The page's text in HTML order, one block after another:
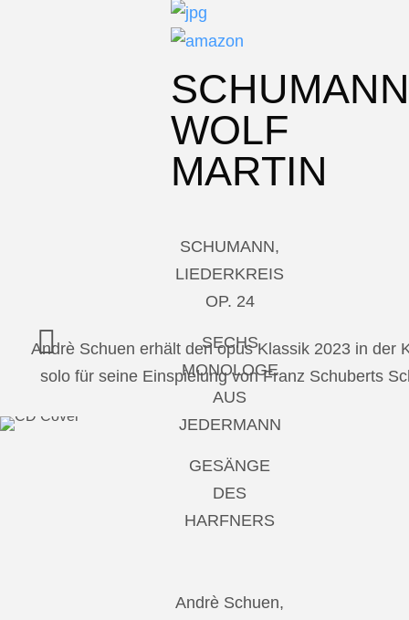
SCHUMANN
WOLF
MARTIN
SCHUMANN,
LIEDERKREIS
OP. 24
SECHS
MONOLOGE
AUS
JEDERMANN
GESÄNGE
DES
HARFNERS
Andrè Schuen,
Andrè Schuen erhält den opus Klassik 2023 in der
solo für seine Einspielung von Franz Schuberts